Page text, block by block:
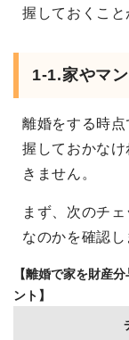
握しておくこと
1-1.家やマ
離婚をする時
握しておかな
きません。
まず、次のチ
なのかを確認し
【離婚で家を財産
ント】